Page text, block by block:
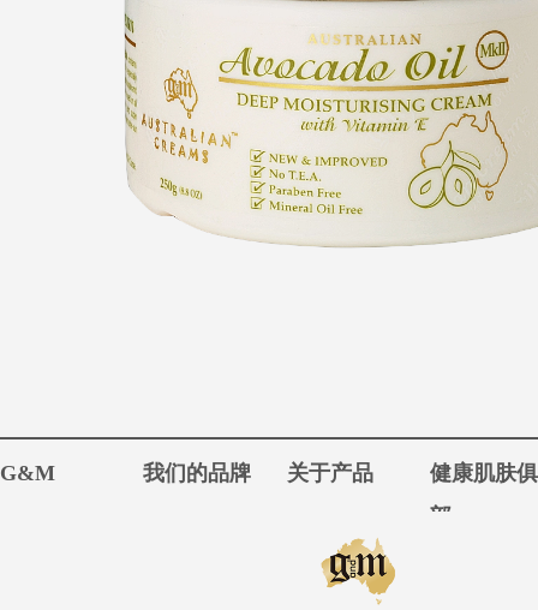
G&M 我们的品牌 关于产品
健康肌肤
部